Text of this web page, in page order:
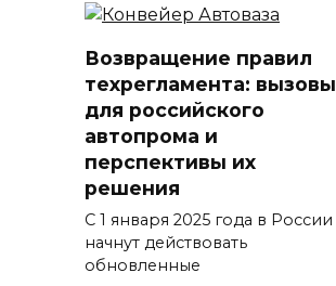
Возвращение правил
техрегламента: вызовы
для российского
автопрома и
перспективы их
решения
С 1 января 2025 года в России
начнут действовать
обновленные